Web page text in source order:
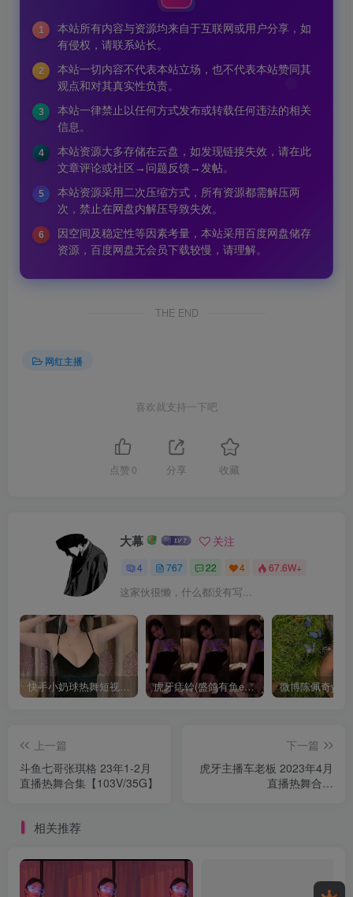
1
本站所有内容与资源均来自于互联网或用户分享，如
有侵权，请联系站长。
2
本站一切内容不代表本站立场，也不代表本站赞同其
观点和对其真实性负责。
3
本站一律禁止以任何方式发布或转载任何违法的相关
信息。
4
本站资源大多存储在云盘，如发现链接失效，请在此
文章评论或社区→问题反馈→发帖。
5
本站资源采用二次压缩方式，所有资源都需解压两
次，禁止在网盘内解压导致失效。
6
因空间及稳定性等因素考量，本站采用百度网盘储存
资源，百度网盘无会员下载较慢，请理解。
THE END
网红主播
喜欢就支持一下吧
点赞 0 分享 收藏
大幕 关注
4 767 22 4 67.6W+
这家伙很懒，什么都没有写...
快手小奶球热舞短视频合集+微信私人定制福利视频【114V/6.43G】 虎牙痣铃(盛鸽有鱼er)直播热舞合集 21年12月【64V/11.6G】
上一篇
斗鱼七哥张琪格 23年1-2月
直播热舞合集【103V/35G】
下一篇
虎牙主播车老板 2023年4月
直播热舞合集
相关推荐